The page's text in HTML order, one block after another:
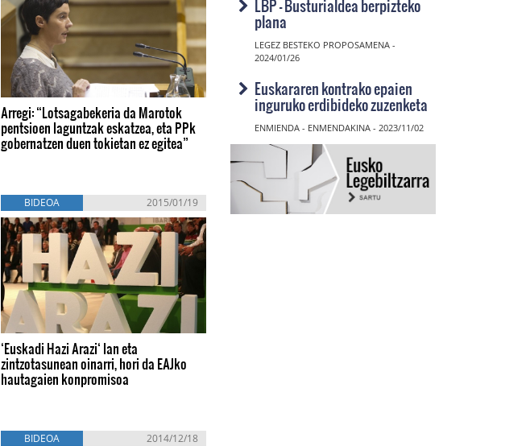
Arregi: “Lotsagabekeria da Marotok
pentsioen laguntzak eskatzea, eta PPk
gobernatzen duen tokietan ez egitea”
BIDEOA 2015/01/19
‘Euskadi Hazi Arazi‘ lan eta
zintzotasunean oinarri, hori da EAJko
hautagaien konpromisoa
BIDEOA 2014/12/18
LBP - Busturialdea berpizteko
plana
LEGEZ BESTEKO PROPOSAMENA -
2024/01/26
Euskararen kontrako epaien
inguruko erdibideko zuzenketa
ENMIENDA - ENMENDAKINA - 2023/11/02